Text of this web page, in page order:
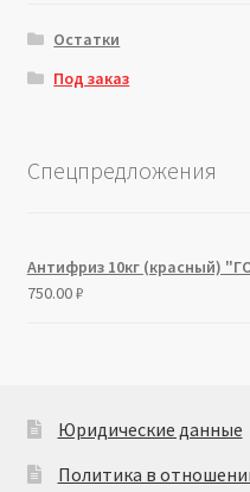
Остатки
Под заказ
Спецпредложения
Антифриз 10кг (красный)
750.00₽
Юридические данные
Политика в